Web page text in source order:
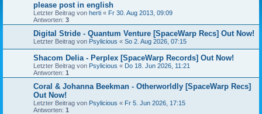
please post in english
Letzter Beitrag von herti « Fr 30. Aug 2013, 09:09
Antworten: 3
Digital Stride - Quantum Venture [SpaceWarp Recs] Out Now!
Letzter Beitrag von Psylicious « So 2. Aug 2026, 07:15
Shacom Delia - Perplex [SpaceWarp Records] Out Now!
Letzter Beitrag von Psylicious « Do 18. Jun 2026, 11:21
Antworten: 1
Coral & Johanna Beekman - Otherworldly [SpaceWarp Recs]
Out Now!
Letzter Beitrag von Psylicious « Fr 5. Jun 2026, 17:15
Antworten: 1